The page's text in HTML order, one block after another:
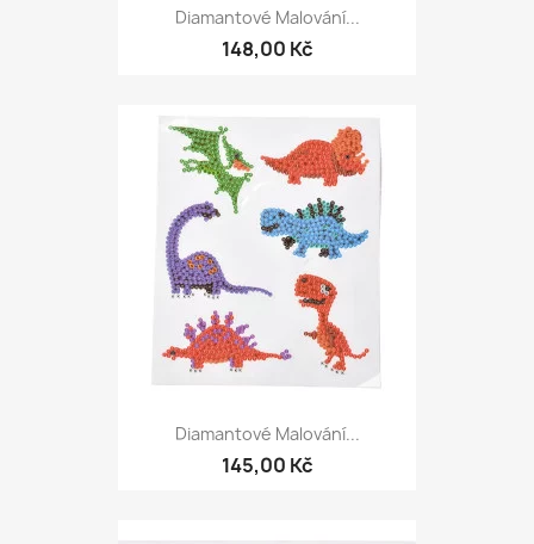
Diamantové Malování...
148,00 Kč
Diamantové Malování...
145,00 Kč